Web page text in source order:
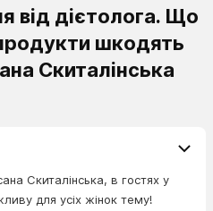
від дієтолога. Що
продукти шкодять
Скиталінська
Скиталінська, в гостях у
для усіх жінок тему!